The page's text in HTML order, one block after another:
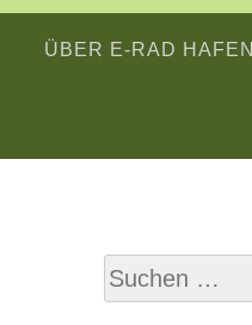
ÜBER E-RAD HAFEN
Suchen
nach: